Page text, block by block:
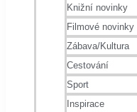
Knižní novinky
Filmové novinky
Zábava/Kultura
Cestování
Sport
Inspirace